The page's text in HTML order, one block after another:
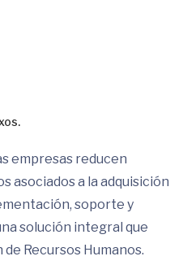
empresas reducen
asociados a la adquisición
soporte y
solución integral que
Recursos Humanos.